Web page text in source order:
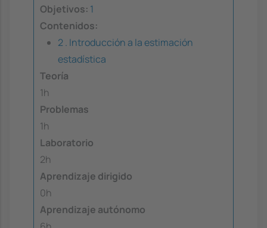
Objetivos: 1
Contenidos:
2 . Introducción a la estimación
estadística
Teoría
1h
Problemas
1h
Laboratorio
2h
Aprendizaje dirigido
0h
Aprendizaje autónomo